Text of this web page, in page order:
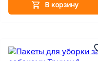
В корзину